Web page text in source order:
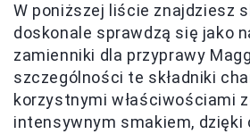
W poniższej liście znajdziesz
doskonale sprawdzą się jako
zamienniki dla przyprawy
szczególności te składniki
korzystnymi właściwościami
intensywnym smakiem, dzięki